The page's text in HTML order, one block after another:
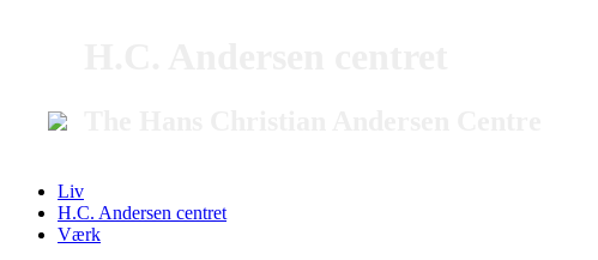
Liv
H.C. Andersen centret
Værk